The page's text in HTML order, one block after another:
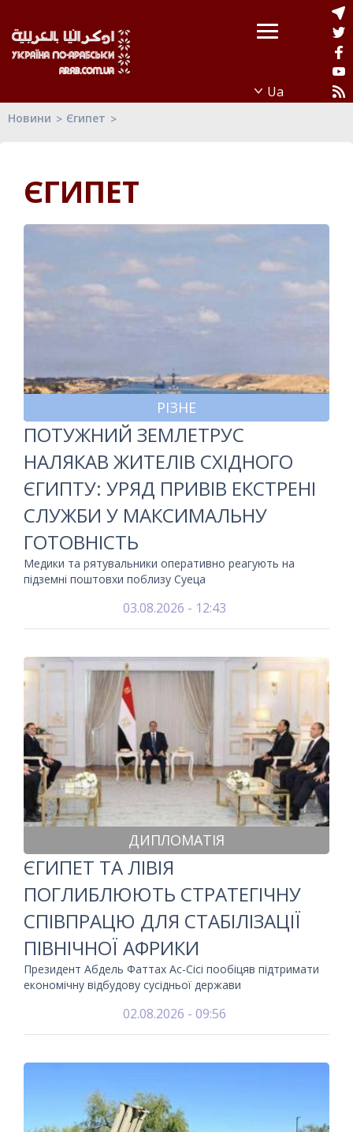
Новини Єгипет
ЄГИПЕТ
РІЗНЕ
ПОТУЖНИЙ ЗЕМЛЕТРУС
НАЛЯКАВ ЖИТЕЛІВ СХІДНОГО
ЄГИПТУ: УРЯД ПРИВІВ ЕКСТРЕНІ
СЛУЖБИ У МАКСИМАЛЬНУ
ГОТОВНІСТЬ
Медики та рятувальники оперативно реагують на
підземні поштовхи поблизу Суеца
03.08.2026 - 12:43
ДИПЛОМАТІЯ
ЄГИПЕТ ТА ЛІВІЯ
ПОГЛИБЛЮЮТЬ СТРАТЕГІЧНУ
СПІВПРАЦЮ ДЛЯ СТАБІЛІЗАЦІЇ
ПІВНІЧНОЇ АФРИКИ
Президент Абдель Фаттах Ас-Сісі пообіцяв підтримати
економічну відбудову сусідньої держави
02.08.2026 - 09:56